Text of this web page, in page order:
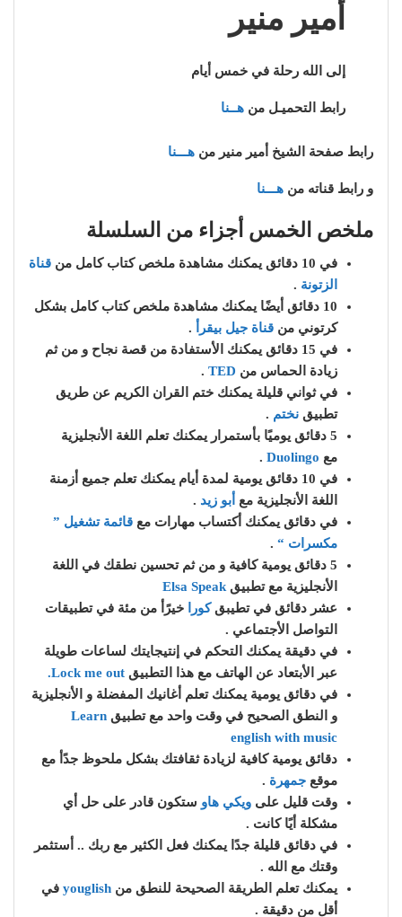
أمير منير
إلى الله رحلة في خمس أيام
رابط التحميـل من هــنا
رابط صفحة الشيخ أمير منير من هـــنا
و رابط قناته من هـــنا
ملخص الخمس أجزاء من السلسلة
في 10 دقائق يمكنك مشاهدة ملخص كتاب كامل من
قناة
الزتونة .
10 دقائق أيضًا يمكنك مشاهدة ملخص كتاب كامل بشكل
كرتوني من قناة جيل بيقرأ .
في 15 دقائق يمكنك الأستفادة من قصة نجاح و من ثم
زيادة الحماس من TED
.
في ثواني قليلة يمكنك ختم القران الكريم عن طريق
تطبيق نختم .
5 دقائق يوميًا بأستمرار يمكنك تعلم اللغة الأنجليزية
مع Duolingo
.
في 10 دقائق يومية لمدة أيام يمكنك تعلم جميع أزمنة
اللغة الأنجليزية مع أبو زيد .
في دقائق يمكنك أكتساب مهارات مع قائمة تشغيل ”
مكسرات “ .
5 دقائق يومية كافية و من ثم تحسين نطقك في اللغة
الأنجليزية مع تطبيق Elsa Speak
عشر دقائق في تطيبقكورا
خيرًأ من مئة في تطبيقات
التواصل الأجتماعي .
في دقيقة يمكنك التحكم في إنتيجايتك لساعات طويلة
عبر الأبتعاد عن الهاتف مع هذا التطبيق Lock me out.
في دقائق يومية يمكنك تعلم أغانيك المفضلة و الأنجليزية
و النطق الصحيح في وقت واحد مع تطبيق Learn
english with music
دقائق يومية كافية لزيادة ثقافتك بشكل ملحوظ جدًأ مع
موقع جمهرة .
وقت قليل على ويكي هاو ستكون قادر على حل أي
مشكلة أيًا كانت .
في دقائق قليلة جدًا يمكنك فعل الكثير مع ربك .. أستثمر
وقتك مع الله .
يمكنك تعلم الطريقة الصحيحة للنطق من youglish في
أقل من دقيقة .